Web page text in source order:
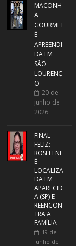
MACONH
A
GOURMET
É
APREENDI
DA EM
SÃO
LOURENÇ
O
20 de
junho de
2026
FINAL
FELIZ:
ROSELENE
É
LOCALIZA
DA EM
APARECID
A (SP) E
REENCON
TRA A
FAMÍLIA
19 de
junho de